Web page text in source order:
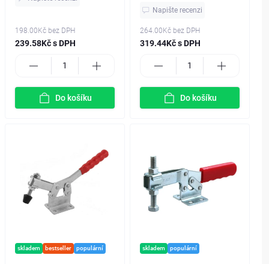
198.00Kč bez DPH
239.58Kč s DPH
Do košíku
Napište recenzi
264.00Kč bez DPH
319.44Kč s DPH
Do košíku
skladem bestseller populární skladem populární